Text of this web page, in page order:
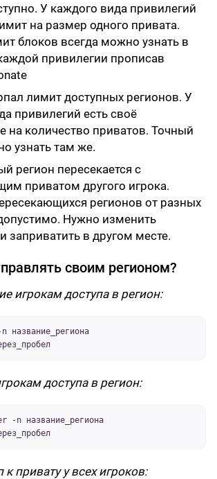
У каждого вида привилегий
на размер одного привата.
блоков всегда можно узнать в
привилегии прописав
лимит доступных регионов. У
привилегий есть своё
на количество приватов. Точный
узнать там же.
регион пересекается с
приватом другого игрока.
регионов от разных
Нужно изменить
заприватить в другом месте.
своим регионом?
игрокам доступа в регион:
название_региона
доступа в регион:
-n название_региона
к привату у всех игроков: